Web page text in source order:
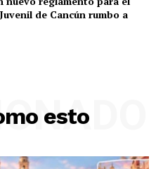
de Cancún rumbo a
esto